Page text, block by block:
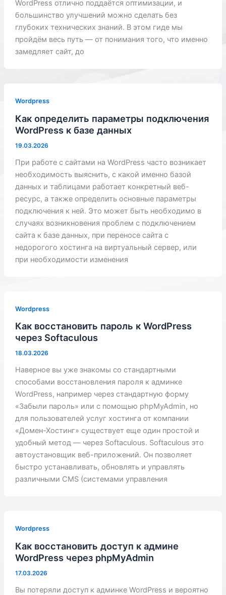
WordPress отлично поддаётся оптимизации, и
большинство улучшений можно сделать без
глубоких технических знаний. В этом гиде мы
пройдём весь путь — от понимания того, что именно
замедляет сайт, до
Wordpress
Как определить параметры подключения
WordPress к базе данных
19.03.2026
При работе с сайтами на WordPress часто возникает
необходимость выяснить, с какой именно базой
данных и таблицами работает конкретный веб-
ресурс, а также определить основные параметры
подключения к ней. Это может быть необходимо в
случаях возникновения проблем с подключением
сайта к базе данных, при переносе сайта с
недорогого хостинга на виртуальный сервер, или
при необходимости изменения
Wordpress
Как восстановить пароль к WordPress
через Softaculous
18.03.2026
Наверное вы уже знакомы со стандартными
способами восстановления пароля к админке
WordPress, например через стандартную форму
«Забыли пароль» или с помощью phpMyAdmin, но
для пользователей услуг хостинга от компании
«Домен-Хостинг» существует еще один простой и
удобный метод — через Softaculous. Softaculous это
автоустановщик веб-приложений. Он позволяет
быстро устанавливать, обновлять и управлять
различными CMS (системами управления
Wordpress
Как восстановить доступ к админе
WordPress через phpMyAdmin
17.03.2026
Вы потеряли доступ к админке WordPress и вероятно